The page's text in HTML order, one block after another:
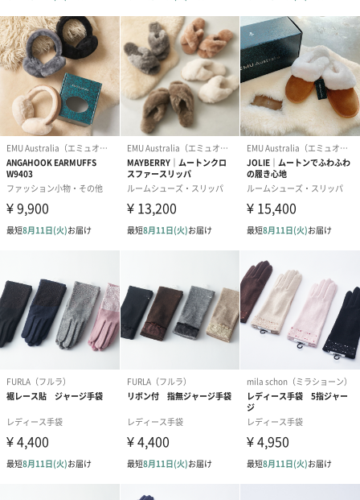
外装サイズ
幅12cmX縦27cmX高さ6cm
お手入れ方法
革専用のクリーナーをご使用ください。
商品オプション情報
紙袋
お渡し用の紙袋です。
商品に合わせたサイズをお届けします。
あり（280円）
メッセージカード（通常・写真・グリーティング）